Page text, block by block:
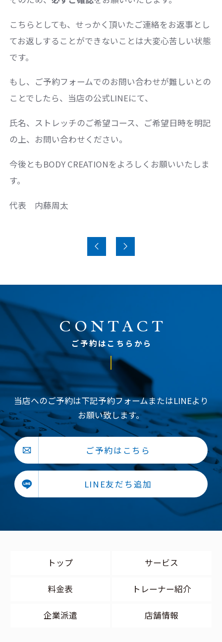
こちらとしても、せっかく頂いたご連絡をお返事とし
てお返しすることができないことは大変心苦しい状態
です。
もし、ご予約フォームでのお問い合わせが難しいとの
ことでしたら、当店の公式LINEにて、
氏名、ストレッチのご希望コース、ご希望日時を明記
の上、お問い合わせください。
今後ともBODY CREATIONをよろしくお願いいたしま
す。
代表 内藤周太
ご予約はこちらから
CONTACT
当店へのご予約は下記予約フォームまたはLINEより
お願い致します。
ご予約はこちら
LINE友だち追加
トップ サービス
料金表 トレーナー紹介
企業派遣 店舗情報